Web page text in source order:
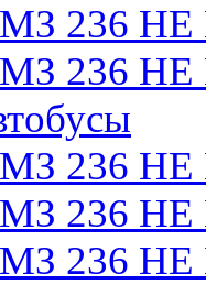
236 НЕ
236 НЕ
236 НЕ
236 НЕ
236 НЕ